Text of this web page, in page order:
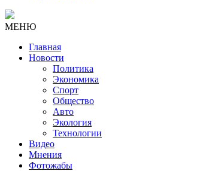
МЕНЮ
Главная
Новости
Политика
Экономика
Спорт
Общество
Авто
Экология
Технологии
Видео
Мнения
Фотожабы